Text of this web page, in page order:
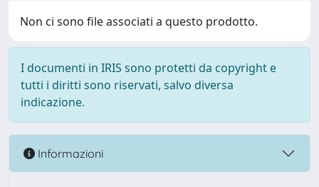
Non ci sono file associati a questo prodotto.
I documenti in IRIS sono protetti da copyright e
tutti i diritti sono riservati, salvo diversa
indicazione.
Informazioni